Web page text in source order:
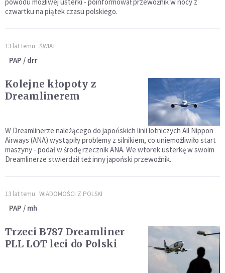
powodu możliwej usterki - poinformował przewoźnik w nocy z
czwartku na piątek czasu polskiego.
13 lat temu ŚWIAT
PAP / drr
Kolejne kłopoty z
Dreamlinerem
W Dreamlinerze należącego do japońskich linii lotniczych All Nippon
Airways (ANA) wystąpiły problemy z silnikiem, co uniemożliwiło start
maszyny - podał w środę rzecznik ANA. We wtorek usterkę w swoim
Dreamlinerze stwierdził też inny japoński przewoźnik.
13 lat temu WIADOMOŚCI Z POLSKI
PAP / mh
Trzeci B787 Dreamliner
PLL LOT leci do Polski